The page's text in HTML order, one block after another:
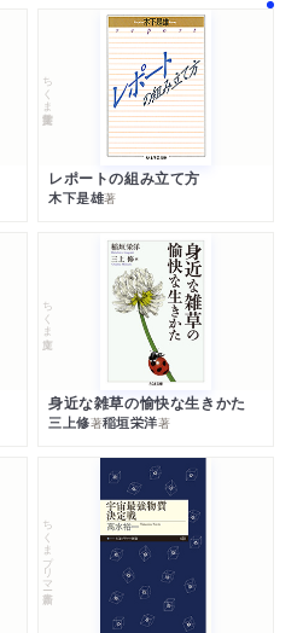
ちくま学芸文庫
レポートの組み立て方
木下是雄著
ちくま文庫
身近な雑草の愉快な生きかた
三上修著稲垣栄洋著
ちくまプリマー新書